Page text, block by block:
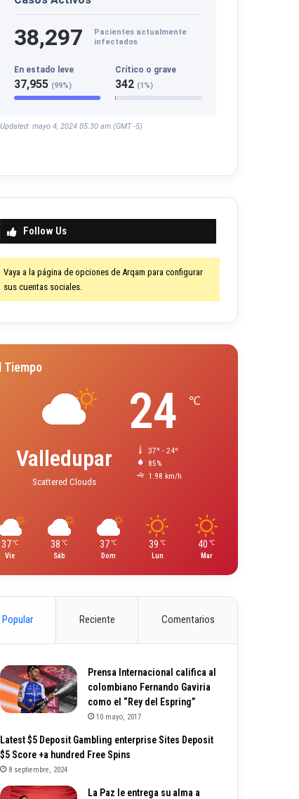
38,297
Pacientes actualmente
infectados
En estado leve
37,955 (99%)
Crítico o grave
342 (1%)
Updated: mayo 4, 2024 05:30 am (GMT -5)
Follow Us
Vaya a la página de opciones de Arqam para configurar
sus cuentas sociales.
Tiempo
Valledupar
Scattered Clouds
24 ℃
37º - 24º
85%
1.98 km/h
37 ℃
Vie
38 ℃
Sáb
37 ℃
Dom
39 ℃
Lun
40 ℃
Mar
Popular Reciente Comentarios
Prensa Internacional califica al
colombiano Fernando Gaviria
como el “Rey del Espring”
10 mayo, 2017
Latest $5 Deposit Gambling enterprise Sites Deposit
$5 Score +a hundred Free Spins
8 septiembre, 2024
La Paz le entrega su alma a